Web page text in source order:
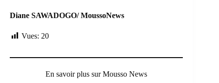
Diane SAWADOGO/ MoussoNews
Vues: 20
En savoir plus sur Mousso News